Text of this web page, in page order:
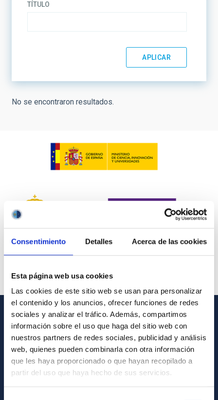
Consentimiento Detalles Acerca de las cookies
Esta página web usa cookies
Las cookies de este sitio web se usan para personalizar
el contenido y los anuncios, ofrecer funciones de redes
sociales y analizar el tráfico. Además, compartimos
información sobre el uso que haga del sitio web con
nuestros partners de redes sociales, publicidad y análisis
web, quienes pueden combinarla con otra información
que les haya proporcionado o que hayan recopilado a
partir del uso que haya hecho de sus servicios.
TÍTULO
No se encontraron resultados.
INFORMACIÓN GENERAL
Contacto
Cómo llegar al IAC
Directorio de personal